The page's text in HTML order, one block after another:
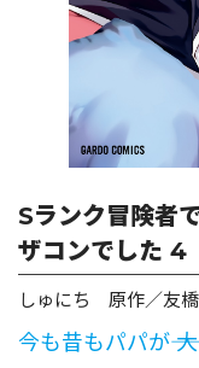
Sランク冒険者
ザコンでした 4
しゅにち 原作／友
今も昔もパパが――